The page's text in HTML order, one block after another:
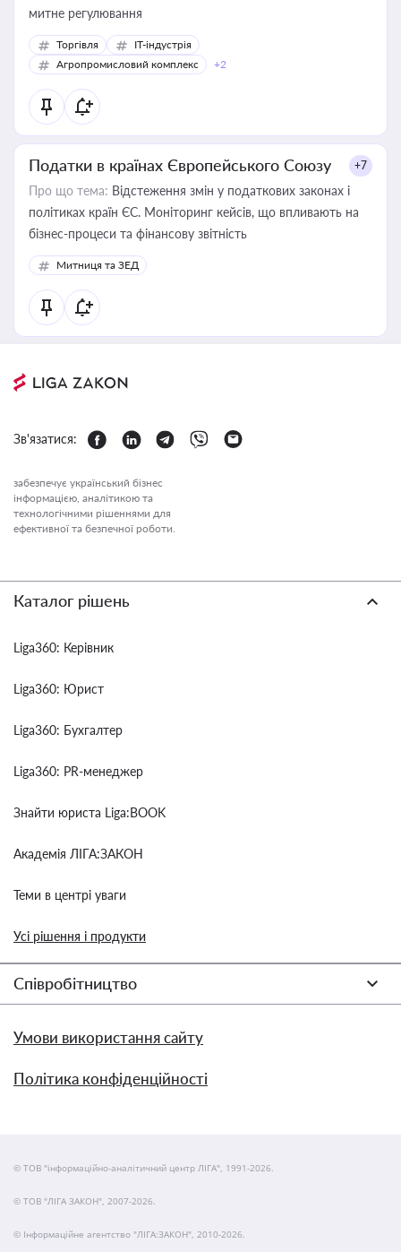
митне регулювання
Торгівля
IT-індустрія
Агропромисловий комплекс
+2
Податки в країнах Європейського Союзу +7
Про що тема: Відстеження змін у податкових законах і
політиках країн ЄС. Моніторинг кейсів, що впливають на
бізнес-процеси та фінансову звітність
Митниця та ЗЕД
Зв'язатися:
забезпечує український бізнес
інформацією, аналітикою та
технологічними рішеннями для
ефективної та безпечної роботи.
Каталог рішень
Liga360: Керівник
Liga360: Юрист
Liga360: Бухгалтер
Liga360: PR-менеджер
Знайти юриста Liga:BOOK
Академія ЛІГА:ЗАКОН
Теми в центрі уваги
Усі рішення і продукти
Співробітництво
Умови використання сайту
Політика конфіденційності
© ТОВ "інформаційно-аналітичний центр ЛІГА", 1991-2026.
© ТОВ "ЛІГА ЗАКОН", 2007-2026.
© Інформаційне агентство "ЛІГА:ЗАКОН", 2010-2026.